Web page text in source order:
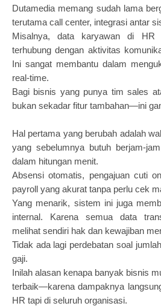
Dutamedia memang sudah lama
terutama call center, integrasi antar
Misalnya, data karyawan di HR
terhubung dengan aktivitas
Ini sangat membantu dalam
real-time.
Bagi bisnis yang punya tim sales
bukan sekadar fitur tambahan—ini
Hal pertama yang berubah adalah
yang sebelumnya butuh berjam-
dalam hitungan menit.
Absensi otomatis, pengajuan cuti
payroll yang akurat tanpa perlu cek
Yang menarik, sistem ini juga
internal. Karena semua data
melihat sendiri hak dan kewajiban
Tidak ada lagi perdebatan soal
gaji.
Inilah alasan kenapa banyak bisnis
terbaik—karena dampaknya
HR tapi di seluruh organisasi.